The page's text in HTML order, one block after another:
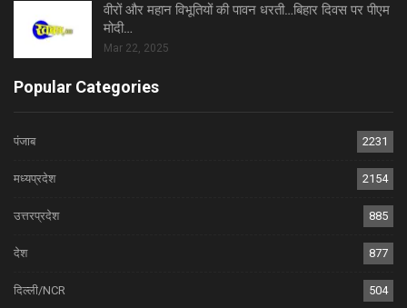
वीरों और महान विभूतियों की पावन धरती…बिहार दिवस पर पीएम
मोदी…
Mar 22, 2025
Popular Categories
पंजाब 2231
मध्यप्रदेश 2154
उत्तरप्रदेश 885
देश 877
दिल्ली/NCR 504